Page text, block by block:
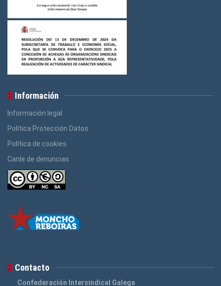
Información
Información legal
Política Protección Datos
Política de cookies
Canle de denuncias
Contacto
Confederación Intersindical Galega